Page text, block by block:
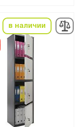
в наличии